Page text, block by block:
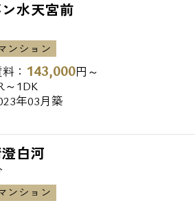
・442m
局・・452m
ナル内郵便局・・478m
館・・466m
店・・659m
水天宮前
ンション
： 143,000円～
～1DK
年03月築
白河
ンション